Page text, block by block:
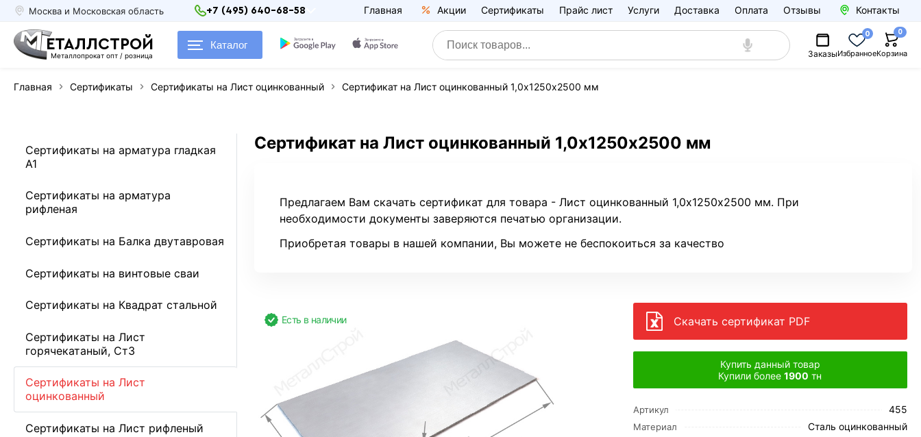
Москва и Московская область +7 (495) 640-68-58 Главная Акции Сертификаты Прайс лист Услуги Доставка Оплата Отзывы Контакты
ЕТАЛЛСТРОЙ
Металлопрокат опт / розница
Каталог
ЗаказыИзбранное
0
Корзина
0
Главная Сертификаты Сертификаты на Лист оцинкованный Сертификат на Лист оцинкованный 1,0х1250х2500 мм
Сертификаты на арматура гладкая
А1
Сертификаты на арматура
рифленая
Сертификаты на Балка двутавровая
Сертификаты на винтовые сваи
Сертификаты на Квадрат стальной
Сертификаты на Лист
горячекатаный, Ст3
Сертификаты на Лист
оцинкованный
Сертификаты на Лист рифленый
Сертификат на Лист оцинкованный 1,0х1250х2500 мм
Предлагаем Вам скачать сертификат для товара - Лист оцинкованный 1,0х1250х2500 мм. При
необходимости документы заверяются печатью организации.
Приобретая товары в нашей компании, Вы можете не беспокоиться за качество
Есть в наличии Скачать сертификат PDF
Купить данный товар
Купили более1900 тн
Артикул 455
Материал Сталь оцинкованный